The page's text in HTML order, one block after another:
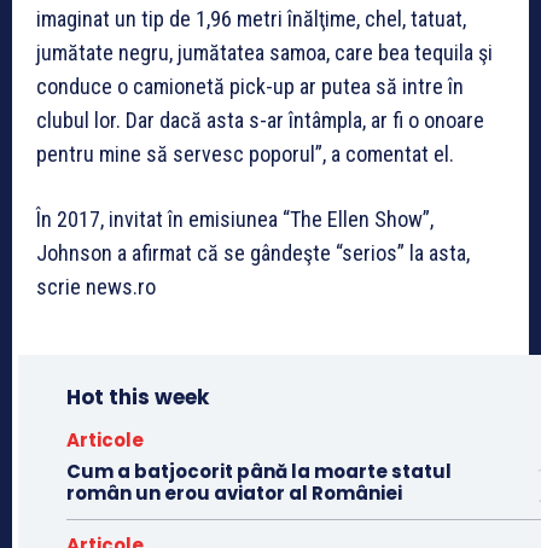
imaginat un tip de 1,96 metri înălţime, chel, tatuat,
jumătate negru, jumătatea samoa, care bea tequila şi
conduce o camionetă pick-up ar putea să intre în
clubul lor. Dar dacă asta s-ar întâmpla, ar fi o onoare
pentru mine să servesc poporul”, a comentat el.
În 2017, invitat în emisiunea “The Ellen Show”,
Johnson a afirmat că se gândeşte “serios” la asta,
scrie news.ro
Hot this week
Articole
Cum a batjocorit până la moarte statul
român un erou aviator al României